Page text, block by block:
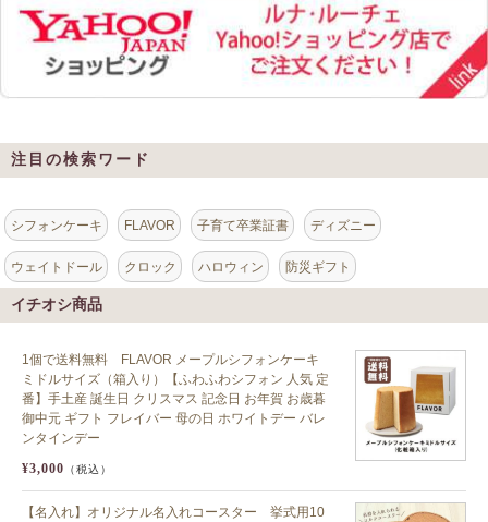
注目の検索ワード
シフォンケーキ FLAVOR 子育て卒業証書 ディズニー
ウェイトドール クロック ハロウィン 防災ギフト
イチオシ商品
1個で送料無料 FLAVOR メープルシフォンケーキ
ミドルサイズ（箱入り）【ふわふわシフォン 人気 定
番】手土産 誕生日 クリスマス 記念日 お年賀 お歳暮
御中元 ギフト フレイバー 母の日 ホワイトデー バレ
ンタインデー
¥3,000 （税込）
【名入れ】オリジナル名入れコースター 挙式用10